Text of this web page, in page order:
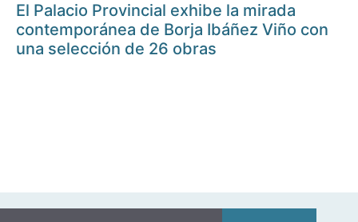
El Palacio Provincial exhibe la mirada
contemporánea de Borja Ibáñez Viño con
una selección de 26 obras